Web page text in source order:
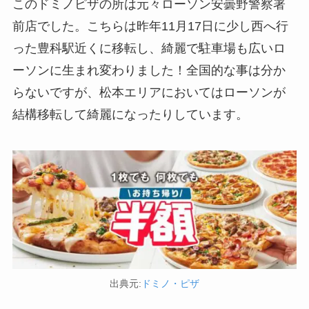
このドミノピザの所は元々ローソン安曇野警察署
前店でした。こちらは昨年11月17日に少し西へ行
った豊科駅近くに移転し、綺麗で駐車場も広いロ
ーソンに生まれ変わりました！全国的な事は分か
らないですが、松本エリアにおいてはローソンが
結構移転して綺麗になったりしています。
出典元: ドミノ・ピザ